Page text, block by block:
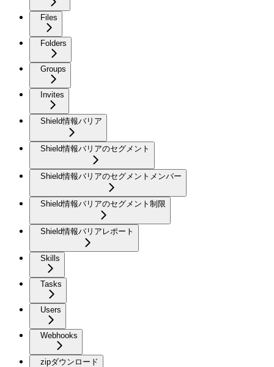
Files
Folders
Groups
Invites
Shield情報バリア
Shield情報バリアのセグメント
Shield情報バリアのセグメントメンバー
Shield情報バリアのセグメント制限
Shield情報バリアレポート
Skills
Tasks
Users
Webhooks
zipダウンロード